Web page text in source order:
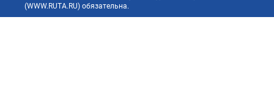
(WWW.RUTA.RU) обязательна.